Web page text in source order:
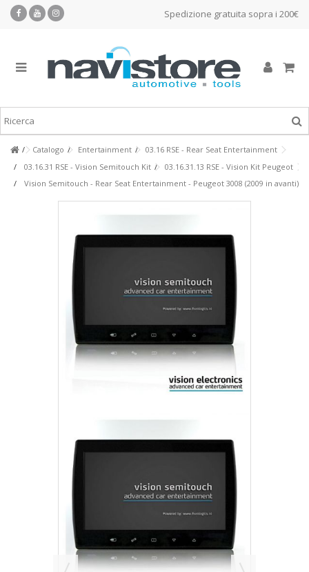
Spedizione gratuita sopra i 200€
Catalogo Entertainment
03.16 RSE - Rear Seat Entertainment
03.16.31 RSE - Vision Semitouch Kit
03.16.31.13 RSE - Vision Kit Peugeot
Vision Semitouch - Rear Seat Entertainment - Peugeot 3008 (2009 in avanti)